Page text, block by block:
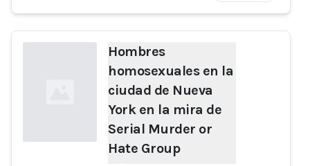
Hombres
homosexuales en la
ciudad de Nueva
York en la mira de
Serial Murder or
Hate Group